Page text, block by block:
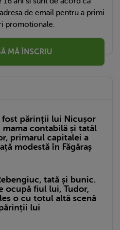
de email pentru a primi
promotionale.
MĂ ÎNSCRIU
fost părinții lui Nicușor
mama contabilă și tatăl
primarul capitalei a
modestă în Făgăraș
tată și bunic.
ocupă fiul lui, Tudor,
o cu totul altă scenă
lui